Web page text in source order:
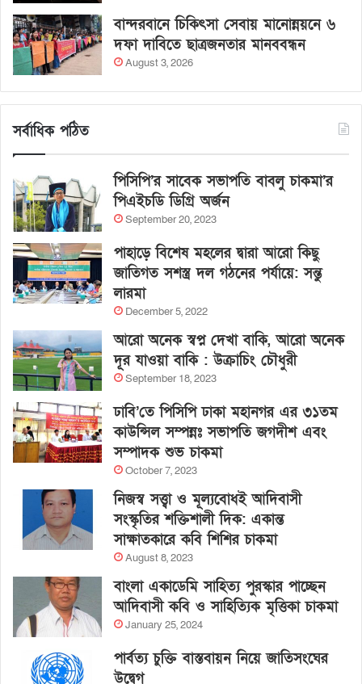
বান্দরবানে চিকিৎসা সেবায় মানোন্নয়নে ৬
দফা দাবিতে ছাত্রজনতার মানববন্ধন
August 3, 2026
সর্বাধিক পঠিত
পিসিপি’র সাবেক সভাপতি বাবলু চাকমা’র
পিএইচডি ডিগ্রি অর্জন
September 20, 2023
পাহাড়ে বিশেষ মহলের দ্বারা আরো কিছু
জাতিগত সশস্ত্র দল গঠনের পর্যায়ে: সন্তু
লারমা
December 5, 2022
আরো অনেক স্বপ্ন দেখা বাকি, আরো অনেক
দূর যাওয়া বাকি : উক্রাচিং চৌধুরী
September 18, 2023
ঢাবি’তে পিসিপি ঢাকা মহানগর এর ৩১তম
কাউন্সিল সম্পন্নঃ সভাপতি জগদীশ এবং
সম্পাদক শুভ চাকমা
October 7, 2023
নিজস্ব সত্ত্বা ও মূল্যবোধই আদিবাসী
সংস্কৃতির শক্তিশালী দিক: একান্ত
সাক্ষাতকারে কবি শিশির চাকমা
August 8, 2023
বাংলা একাডেমি সাহিত্য পুরস্কার পাচ্ছেন
আদিবাসী কবি ও সাহিত্যিক মৃত্তিকা চাকমা
January 25, 2024
পার্বত্য চুক্তি বাস্তবায়ন নিয়ে জাতিসংঘের
উদ্বেগ